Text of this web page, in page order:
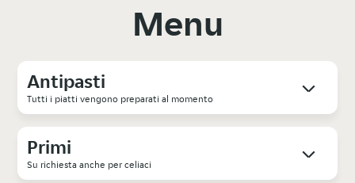
Menu
Antipasti
Tutti i piatti vengono preparati al momento
Primi
Su richiesta anche per celiaci